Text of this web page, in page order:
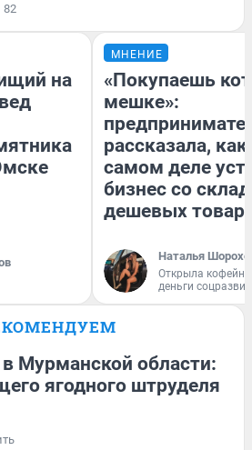
82
на
МНЕНИЕ
«Покупаешь
мешке»:
рассказала, как
самом деле
бизнес со
дешевых
Наталья
Открыла
деньги
Мурманской области:
ягодного штруделя